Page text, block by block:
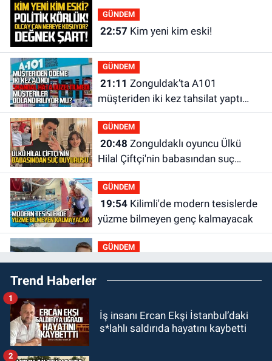
GÜNDEM
22:57 Kim yeni kim eski!
GÜNDEM
21:11
müşteriden iki kez tahsilat yaptı
geri ödemiyor!
GÜNDEM
20:48
Hilal Çiftçi'nin babasından suç
duyurusu
GÜNDEM
19:54Kilimli'de modern tesislerde
yüzme bilmeyen genç kalmayacak
GÜNDEM
19:33Dalgalar Batın’ı bizden
kopardı
19:16
Trend Haberler
İş insanı Ercan Ekşi İstanbul’daki
s*lahlı saldırıda hayatını kaybetti
1
2